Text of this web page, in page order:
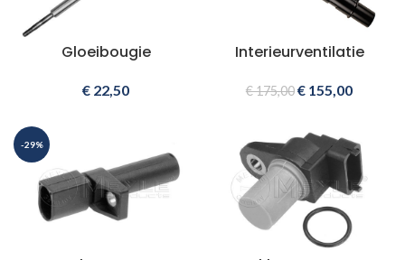
Gloeibougie
€ 22,50
Interieurventilatie
€175,00€ 155,00
-29%